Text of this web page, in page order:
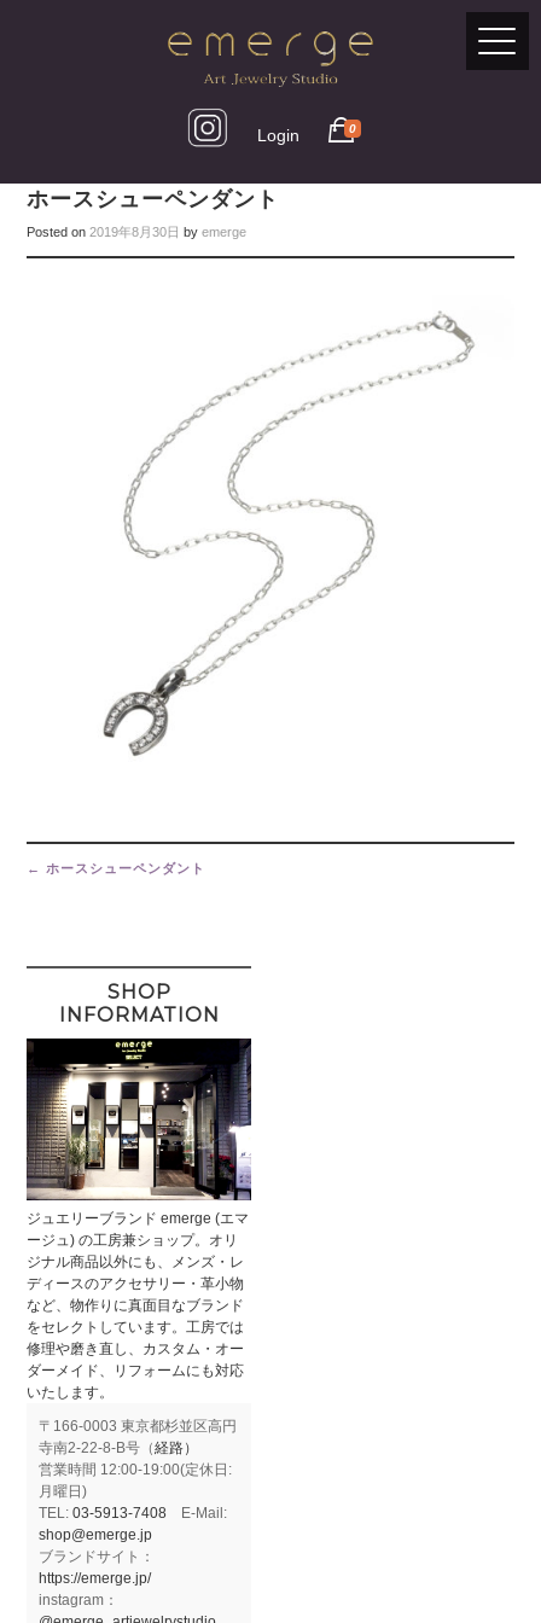
Login 0
ホースシューペンダント
Posted on2019年8月30日 byemerge
Post
navigation
← ホースシューペンダント
SHOP
INFORMATION
ジュエリーブランド emerge (エマ
ージュ) の工房兼ショップ。オリ
ジナル商品以外にも、メンズ・レ
ディースのアクセサリー・革小物
など、物作りに真面目なブランド
をセレクトしています。工房では
修理や磨き直し、カスタム・オー
ダーメイド、リフォームにも対応
いたします。
〒166-0003 東京都杉並区高円
寺南2-22-8-B号（経路）
営業時間 12:00-19:00(定休日:
月曜日)
TEL:03-5913-7408 E-Mail:
shop@emerge.jp
ブランドサイト：
https://emerge.jp/
instagram：